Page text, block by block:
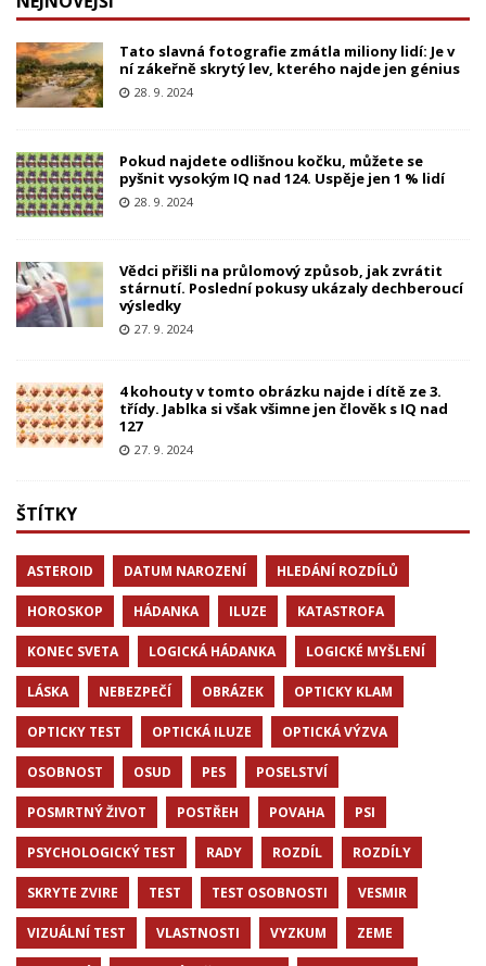
Tato slavná fotografie zmátla miliony lidí: Je v
ní zákeřně skrytý lev, kterého najde jen génius
28. 9. 2024
Pokud najdete odlišnou kočku, můžete se
pyšnit vysokým IQ nad 124. Uspěje jen 1 % lidí
28. 9. 2024
Vědci přišli na průlomový způsob, jak zvrátit
stárnutí. Poslední pokusy ukázaly dechberoucí
výsledky
27. 9. 2024
4 kohouty v tomto obrázku najde i dítě ze 3.
třídy. Jablka si však všimne jen člověk s IQ nad
127
27. 9. 2024
ŠTÍTKY
ASTEROID DATUM NAROZENÍ HLEDÁNÍ ROZDÍLŮ
HOROSKOP HÁDANKA ILUZE KATASTROFA
KONEC SVETA LOGICKÁ HÁDANKA LOGICKÉ MYŠLENÍ
LÁSKA NEBEZPEČÍ OBRÁZEK OPTICKY KLAM
OPTICKY TEST OPTICKÁ ILUZE OPTICKÁ VÝZVA
OSOBNOST OSUD PES POSELSTVÍ
POSMRTNÝ ŽIVOT POSTŘEH POVAHA PSI
PSYCHOLOGICKÝ TEST RADY ROZDÍL ROZDÍLY
SKRYTE ZVIRE TEST TEST OSOBNOSTI VESMIR
VIZUÁLNÍ TEST VLASTNOSTI VYZKUM ZEME